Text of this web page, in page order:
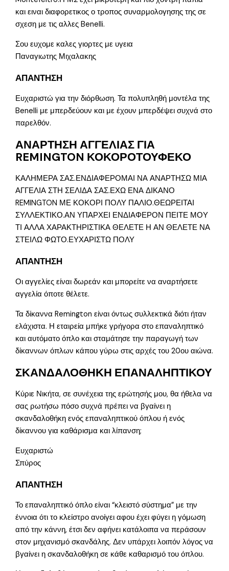
και ειναι διαφορετικος ο τροπος συναρμολογησης της σε
σχεση με τις αλλες Benelli.
Σου ευχομε καλες γιορτες με υγεια
Παναγιωτης Μιχαλακης
ΑΠΑΝΤΗΣΗ
Ευχαριστώ για την διόρθωση. Τα πολυπληθή μοντέλα της
Benelli με μπερδεύουν και με έχουν μπερδέψει συχνά στο
παρελθόν.
ΑΝΑΡΤΗΣΗ ΑΓΓΕΛΙΑΣ ΓΙΑ
REMINGTON ΚΟΚΟΡΟΤΟΥΦΕΚΟ
ΚΑΛΗΜΕΡΑ ΣΑΣ.ΕΝΔΙΑΦΕΡΟΜΑΙ ΝΑ ΑΝΑΡΤΗΣΩ ΜΙΑ
ΑΓΓΕΛΙΑ ΣΤΗ ΣΕΛΙΔΑ ΣΑΣ.ΕΧΩ ΕΝΑ ΔΙΚΑΝΟ
REMINGTON ΜΕ ΚΟΚΟΡΙ ΠΟΛΥ ΠΑΛΙΟ.ΘΕΩΡΕΙΤΑΙ
ΣΥΛΛΕΚΤΙΚΟ.ΑΝ ΥΠΑΡΧΕΙ ΕΝΔΙΑΦΕΡΟΝ ΠΕΙΤΕ ΜΟΥ
ΤΙ ΑΛΛΑ ΧΑΡΑΚΤΗΡΙΣΤΙΚΑ ΘΕΛΕΤΕ Η ΑΝ ΘΕΛΕΤΕ ΝΑ
ΣΤΕΙΛΩ ΦΩΤΟ.ΕΥΧΑΡΙΣΤΩ ΠΟΛΥ
ΑΠΑΝΤΗΣΗ
Οι αγγελίες είναι δωρεάν και μπορείτε να αναρτήσετε
αγγελία όποτε θέλετε.
Τα δίκαννα Remington είναι όντως συλλεκτικά διότι ήταν
ελάχιστα. Η εταιρεία μπήκε γρήγορα στο επαναληπτικό
και αυτόματο όπλο και σταμάτησε την παραγωγή των
δίκαννων όπλων κάπου γύρω στις αρχές του 20ου αιώνα.
ΣΚΑΝΔΑΛΟΘΗΚΗ ΕΠΑΝΑΛΗΠΤΙΚΟΥ
Κύριε Νικήτα, σε συνέχεια της ερώτησής μου, θα ήθελα να
σας ρωτήσω πόσο συχνά πρέπει να βγαίνει η
σκανδαλοθήκη ενός επαναληπτικού όπλου ή ενός
δίκαννου για καθάρισμα και λίπανση;
Ευχαριστώ
Σπύρος
ΑΠΑΝΤΗΣΗ
Το επαναληπτικό όπλο είναι “κλειστό σύστημα” με την
έννοια ότι το κλείστρο ανοίγει αφου έχει φύγει η γόμωση
από την κάννη, έτσι δεν αφήνει κατάλοιπα να περάσουν
στον μηχανισμό σκανδάλης. Δεν υπάρχει λοιπόν λόγος να
βγαίνει η σκανδαλοθήκη σε κάθε καθαρισμό του όπλου.